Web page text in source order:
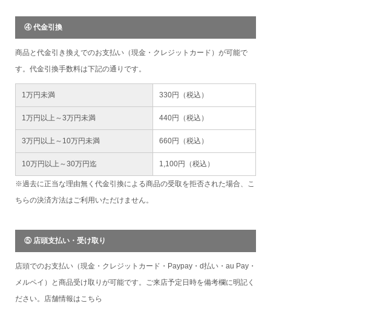
④ 代金引換
商品と代金引き換えでのお支払い（現金・クレジットカード）が可能で
す。代金引換手数料は下記の通りです。
1万円未満 330円（税込）
1万円以上～3万円未満 440円（税込）
3万円以上～10万円未満 660円（税込）
10万円以上～30万円迄 1,100円（税込）
※過去に正当な理由無く代金引換による商品の受取を拒否された場合、こ
ちらの決済方法はご利用いただけません。
⑤ 店頭支払い・受け取り
店頭でのお支払い（現金・クレジットカード・Paypay・d払い・au Pay・
メルペイ）と商品受け取りが可能です。ご来店予定日時を備考欄に明記く
ださい。店舗情報はこちら